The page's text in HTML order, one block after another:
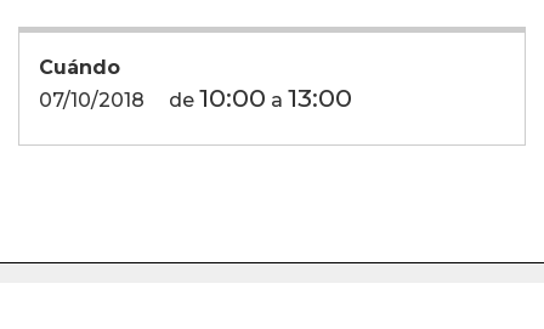
Cuándo
07/10/2018
de 10:00 a 13:00